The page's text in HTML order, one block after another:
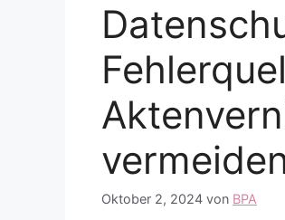
Oktober 2, 2024 von BPA